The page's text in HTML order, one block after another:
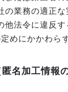
の業務の適正
他法令に違反
めにかかわら
名加工情報